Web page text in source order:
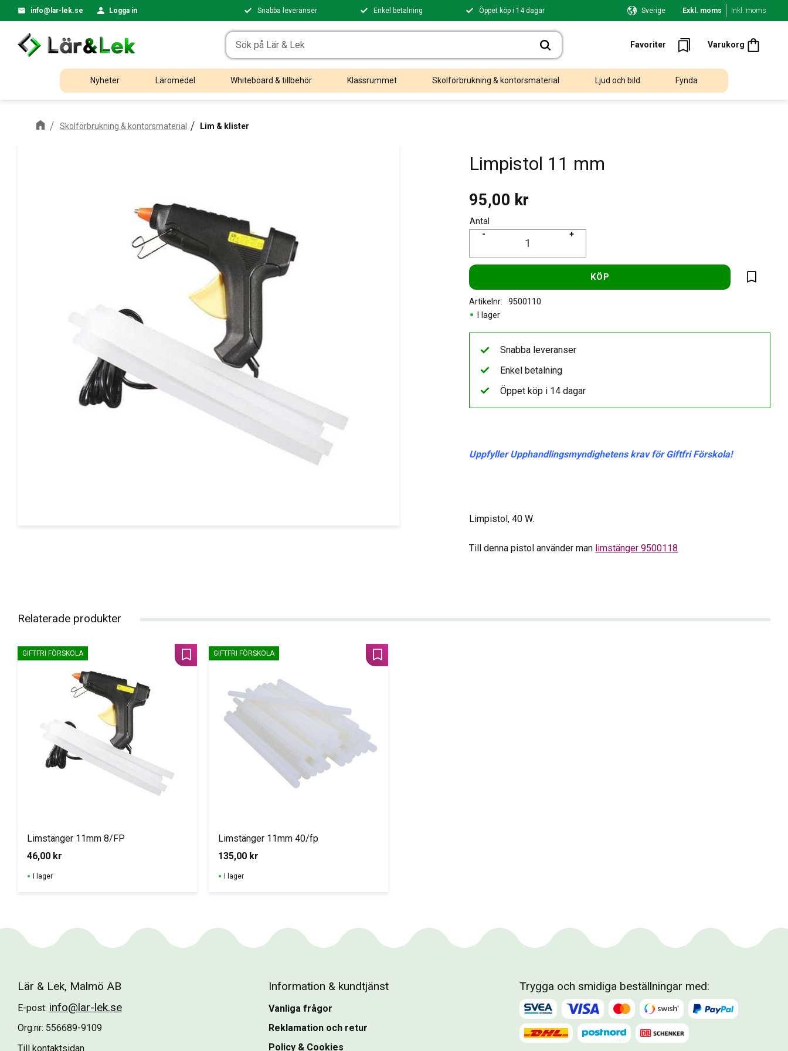
info@lar-lek.se Logga in Snabba leveranser Enkel betalning Öppet köp i 14 dagar Sverige Exkl. moms Inkl. moms
Favoriter Varukorg
Favoriter
Nyheter Läromedel Whiteboard & tillbehör Klassrummet Skolförbrukning & kontorsmaterial Ljud och bild Fynda
Skolförbrukning & kontorsmaterial Lim & klister
Limpistol 11 mm
95,00 kr
Antal
+
-
KÖP
Lägg till
I lager
Artikelnr 9500110
Uppfyller Upphandlingsmyndighetens krav för Giftfri Förskola!
Limpistol, 40 W.
Till denna pistol använder man limstänger 9500118
Snabba leveranser
Enkel betalning
Öppet köp i 14 dagar
Relaterade produkter
Limstänger 11mm 8/FP
46,00 kr
GIFTFRI FÖRSKOLA
Lägg till i favoriter
I lager
Limstänger 11mm 40/fp
135,00 kr
GIFTFRI FÖRSKOLA
Lägg till i favoriter
I lager
Lär & Lek, Malmö AB
E-post: info@lar-lek.se
Org.nr: 556689-9109
Till kontaktsidan
Information & kundtjänst
Vanliga frågor
Reklamation och retur
Policy & Cookies
Trygga och smidiga beställningar med: